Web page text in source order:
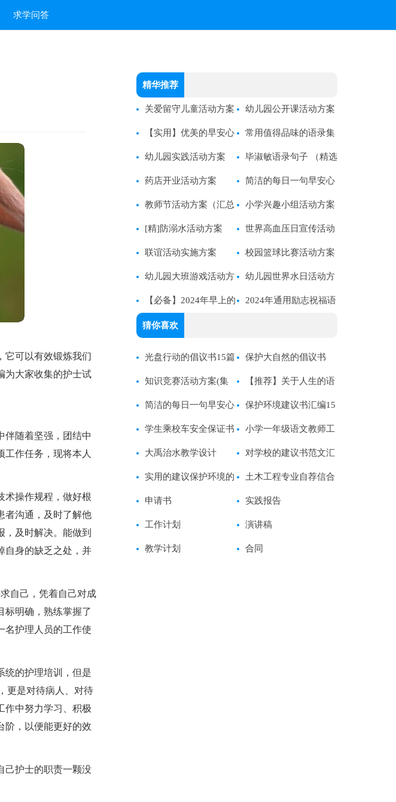
求学问答
它可以有效锻炼我们
为大家收集的护士试
伴随着坚强，团结中
作任务，现将本人
术操作规程，做好根
者沟通，及时了解他
及时解决。能做到
自身的缺乏之处，并
自己，凭着自己对成
标明确，熟练掌握了
名护理人员的工作使
统的护理培训，但是
更是对待病人、对待
作中努力学习、积极
阶，以便能更好的效
己护士的职责一颗没
精华推荐
关爱留守儿童活动方案
15篇[通用]
幼儿园公开课活动方案
（优选15篇）
【实用】优美的早安心
语语录22句
常用值得品味的语录集
锦94条
幼儿园实践活动方案 毕淑敏语录句子 （精选
30句）
药店开业活动方案 简洁的每日一句早安心
语语录28条
教师节活动方案（汇总
15篇）
小学兴趣小组活动方案
[精]防溺水活动方案 世界高血压日宣传活动
方案
联谊活动实施方案 校园篮球比赛活动方案
幼儿园大班游戏活动方
案
幼儿园世界水日活动方
案
【必备】2024年早上的
祝福语录大汇总66句
2024年通用励志祝福语
猜你喜欢
光盘行动的倡议书15篇 保护大自然的倡议书
知识竞赛活动方案(集
合15篇)
【推荐】关于人生的语
录
简洁的每日一句早安心
语语录大集合52条
保护环境建议书汇编15
篇
学生乘校车安全保证书 小学一年级语文教师工
作计划
大禹治水教学设计 对学校的建议书范文汇
总9篇
实用的建议保护环境的
建议书汇编八篇
土木工程专业自荐信合
集15篇
申请书 实践报告
工作计划 演讲稿
教学计划 合同